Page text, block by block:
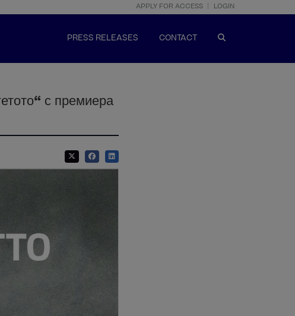
APPLY FOR ACCESS LOGIN
PRESS RELEASES CONTACT
с премиера